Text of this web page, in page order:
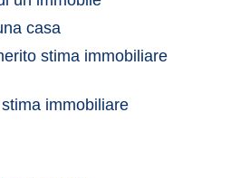
stima immobiliare
immobiliare